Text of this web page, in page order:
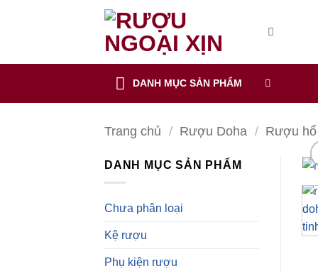
CẢNH BÁO!
Các sản phẩm rượu không dành cho người dưới 18 tuổi và
Bạn có chắc chắn bạn muốn tiếp tục truy cập trang web hay
TÔI DƯỚI 18 TUỔI TÔI ĐÃ TRÊN 18 TUỔI
dung
DANH MỤC SẢN PHẨM
Trang chủ / Rượu Doha / Rượu
DANH MỤC SẢN PHẨM
Chưa phân loại
Kệ rượu
Phụ kiện rượu